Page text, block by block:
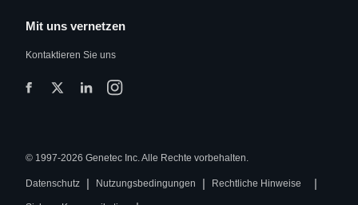
Mit uns vernetzen
Kontaktieren Sie uns
© 1997-2026 Genetec Inc. Alle Rechte vorbehalten.
Datenschutz | Nutzungsbedingungen | Rechtliche Hinweise |